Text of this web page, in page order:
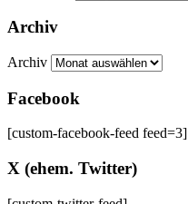
Archiv
Archiv
Facebook
[custom-facebook-feed feed=3]
X (ehem. Twitter)